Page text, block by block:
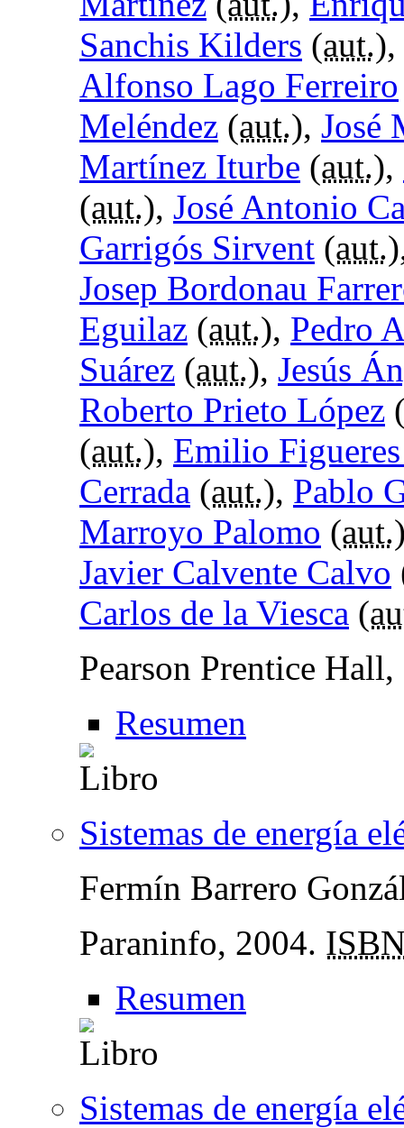
Sanchis Kilders (aut.),
Alfonso Lago Ferreiro
Meléndez (aut.), José
Martínez Iturbe (aut.),
(aut.), José Antonio
Garrigós Sirvent (aut.
Josep Bordonau
Eguilaz (aut.), Pedro
Suárez (aut.), Jesús
Roberto Prieto López
(aut.), Emilio
Cerrada (aut.), Pablo
Marroyo Palomo (aut.
Javier Calvente Calvo
Carlos de la Viesca (
Pearson Prentice
Resumen
Sistemas de energía
Fermín Barrero
Paraninfo, 2004.
Resumen
Sistemas de energía